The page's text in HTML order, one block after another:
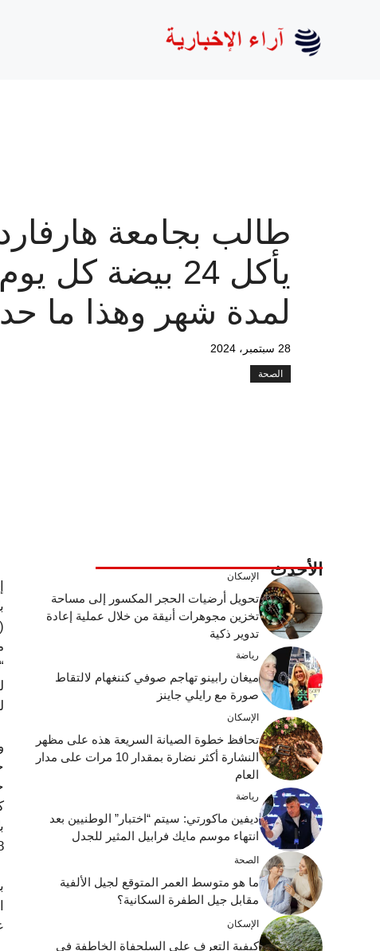
طالب بجامعة
يأكل 24 بيضة كل يوم
لمدة شهر وهذا ما
28 سبتمبر، 2024
الصحة
الأحدث الإسكان
تحويل أرضيات الحجر المكسور إلى مساحة
تخزين مجوهرات أنيقة من خلال عملية إعادة
تدوير ذكية
رياضة
ميغان رابينو تهاجم صوفي كننغهام لالتقاط
صورة مع رايلي جاينز
الإسكان
تحافظ خطوة الصيانة السريعة هذه على مظهر
النشارة أكثر نضارة بمقدار 10 مرات على مدار
العام
رياضة
ديفين ماكورتي: سيتم “اختبار” الوطنيين بعد
انتهاء موسم مايك فرابيل المثير للجدل
الصحة
ما هو متوسط ​​العمر المتوقع لجيل الألفية
مقابل جيل الطفرة السكانية؟
الإسكان
كيفية التعرف على السلحفاة الخاطفة في